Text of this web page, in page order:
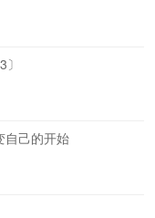
自己的开始